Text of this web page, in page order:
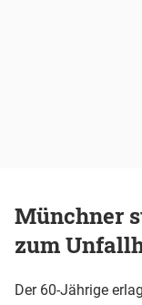
Münchner
zum
Der 60-Jährige